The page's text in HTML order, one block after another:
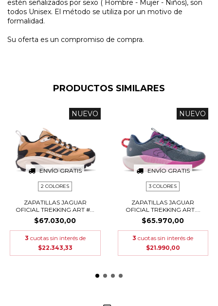
estén señalizados por sexo ( Hombre - Mujer - Niños), son
todos Unisex. El método se utiliza por un motivo de
formalidad.
Su oferta es un compromiso de compra.
PRODUCTOS SIMILARES
ENVÍO GRATIS
NUEVO
2 COLORES
ZAPATILLAS JAGUAR
OFICIAL TREKKING ART #...
$67.030,00
3 cuotas sin interés de
$22.343,33
ENVÍO GRATIS
NUEVO
3 COLORES
ZAPATILLAS JAGUAR
OFICIAL TREKKING ART....
$65.970,00
3 cuotas sin interés de
$21.990,00